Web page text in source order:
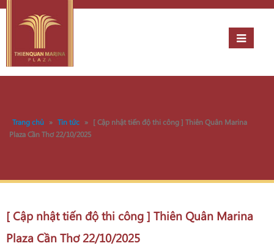
Trang chủ » Tin tức » [ Cập nhật tiến độ thi công ] Thiên Quân Marina
Plaza Cần Thơ 22/10/2025
[ Cập nhật tiến độ thi công ] Thiên Quân Marina
Plaza Cần Thơ 22/10/2025